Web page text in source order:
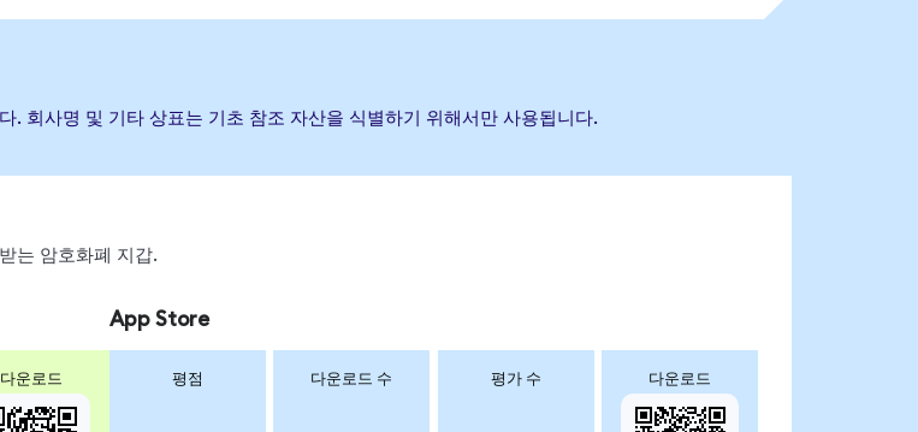
. 회사명 및 기타 상표는 기초 참조 자산을 식별하기 위해서만 사용됩니다.
는 암호화폐 지갑.
다운로드
App Store
평점 다운로드 수 평가 수 다운로드